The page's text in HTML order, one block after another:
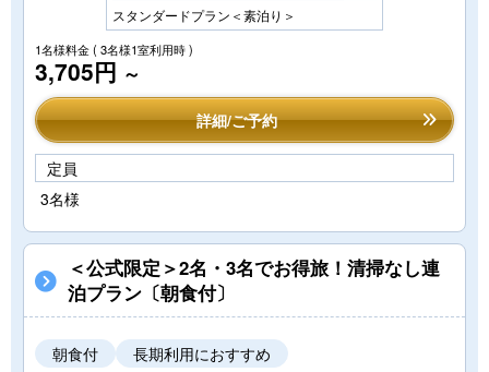
スタンダードプラン＜素泊り＞
1名様料金( 3名様1室利用時 )
3,705円 ～
詳細/ご予約
定員
3名様
＜公式限定＞2名・3名でお得旅！清掃なし連
泊プラン〔朝食付〕
朝食付 長期利用におすすめ